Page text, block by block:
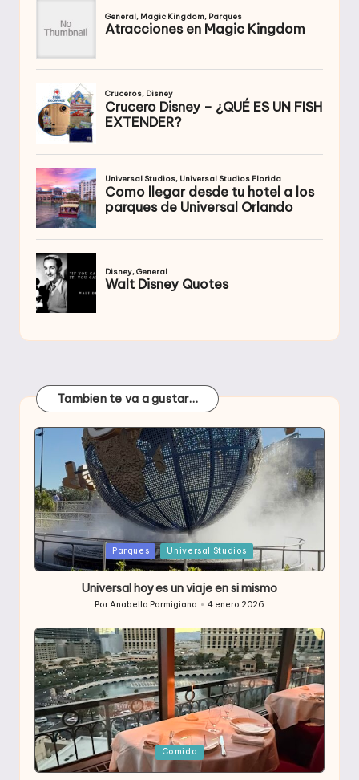
Tambien te va a gustar…
Publicada
en
Parques Universal Studios
Universal hoy es un viaje en si mismo
Publicado
PorAnabella Parmigiano 4 enero 2026
Publicada
en
Comida